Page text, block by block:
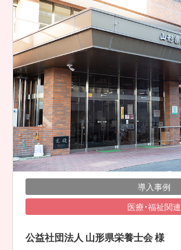
導入事例
医療・福祉関連
公益社団法人 山形県栄養士会 様